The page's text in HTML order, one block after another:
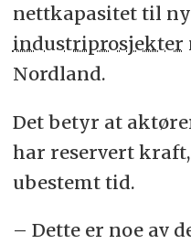
nettkapasitet til
industriprosjekter
Nordland.
Det betyr at
har reservert kraft,
ubestemt tid.
– Dette er noe av